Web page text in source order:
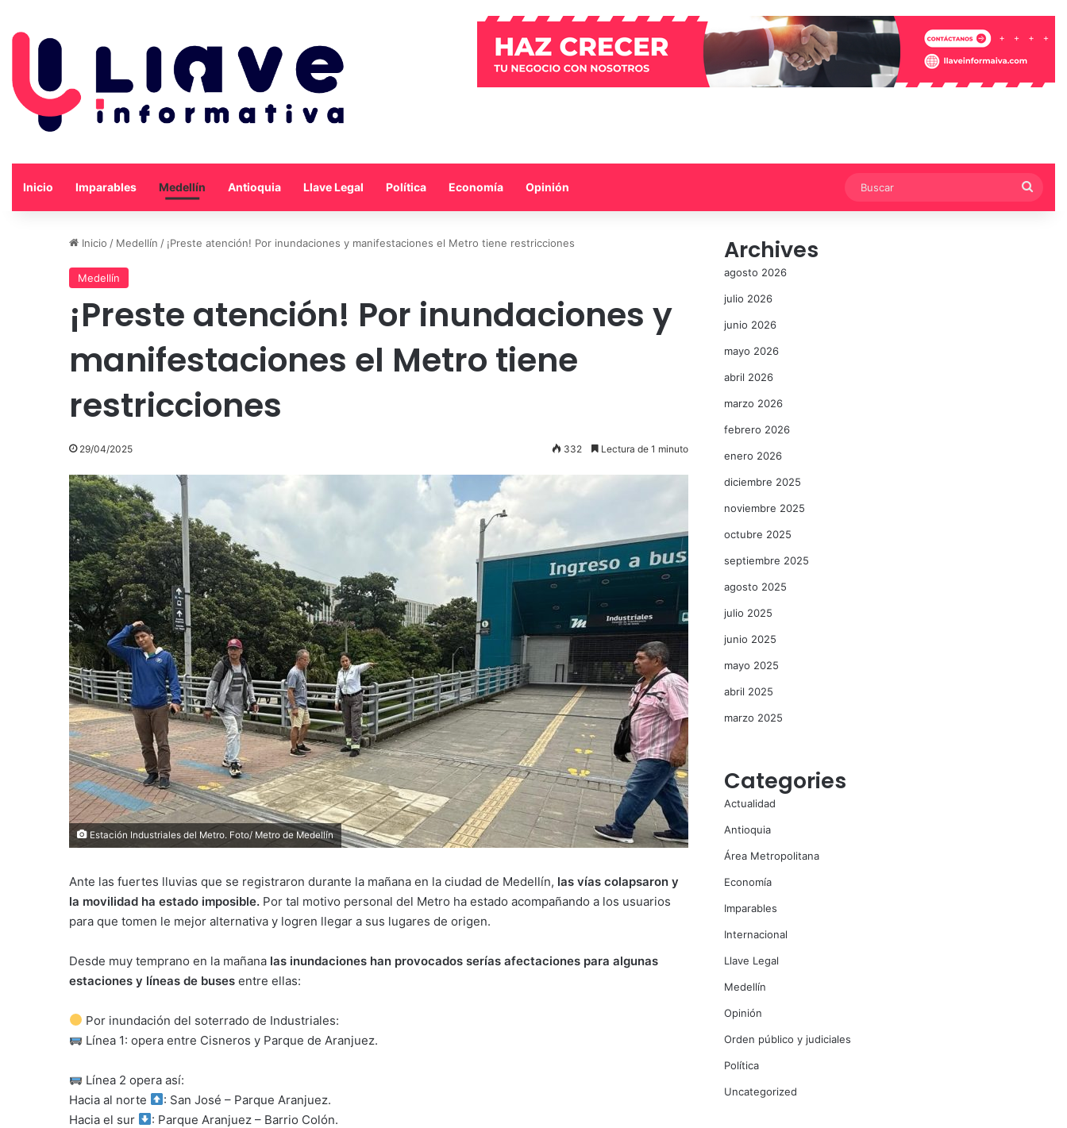
Inicio Imparables Medellín Antioquia Llave Legal Política Economía Opinión
Inicio / Medellín / ¡Preste atención! Por inundaciones y manifestaciones el Metro tiene restricciones
Medellín
¡Preste atención! Por inundaciones y
manifestaciones el Metro tiene
restricciones
29/04/2025 332 Lectura de 1 minuto
Estación Industriales del Metro. Foto/ Metro de Medellín
Ante las fuertes lluvias que se registraron durante la mañana en la ciudad de Medellín, las vías colapsaron y
la movilidad ha estado imposible. Por tal motivo personal del Metro ha estado acompañando a los usuarios
para que tomen le mejor alternativa y logren llegar a sus lugares de origen.
Desde muy temprano en la mañana las inundaciones han provocados serías afectaciones para algunas
estaciones y líneas de buses entre ellas:
Por inundación del soterrado de Industriales:
Línea 1: opera entre Cisneros y Parque de Aranjuez.
Línea 2 opera así:
Hacia al norte
: San José – Parque Aranjuez.
Hacia el sur
: Parque Aranjuez – Barrio Colón.
Archives
agosto 2026
julio 2026
junio 2026
mayo 2026
abril 2026
marzo 2026
febrero 2026
enero 2026
diciembre 2025
noviembre 2025
octubre 2025
septiembre 2025
agosto 2025
julio 2025
junio 2025
mayo 2025
abril 2025
marzo 2025
Categories
Actualidad
Antioquia
Área Metropolitana
Economía
Imparables
Internacional
Llave Legal
Medellín
Opinión
Orden público y judiciales
Política
Uncategorized